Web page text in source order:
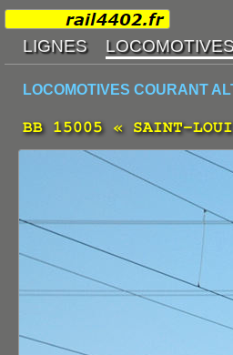
LOCOMOTIVES COURANT
BB 15005 « SAINT-